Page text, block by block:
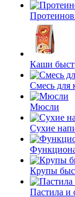
Каши
Смесь для
Мюсли
Сухие
Крупы
Пастила и